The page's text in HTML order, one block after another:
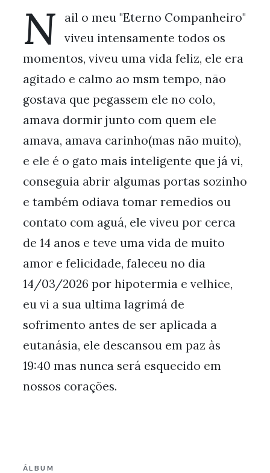
N
ail o meu "Eterno Companheiro"
viveu intensamente todos os
momentos, viveu uma vida feliz, ele era
agitado e calmo ao msm tempo, não
gostava que pegassem ele no colo,
amava dormir junto com quem ele
amava, amava carinho(mas não muito),
e ele é o gato mais inteligente que já vi,
conseguia abrir algumas portas sozinho
e também odiava tomar remedios ou
contato com aguá, ele viveu por cerca
de 14 anos e teve uma vida de muito
amor e felicidade, faleceu no dia
14/03/2026 por hipotermia e velhice,
eu vi a sua ultima lagrimá de
sofrimento antes de ser aplicada a
eutanásia, ele descansou em paz às
19:40 mas nunca será esquecido em
nossos corações.
ÁLBUM